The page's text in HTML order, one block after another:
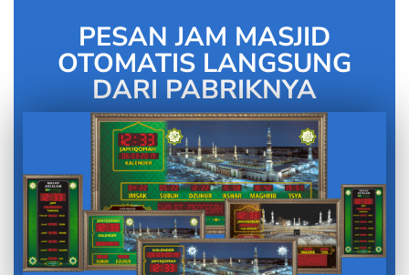
PESAN JAM MASJID
OTOMATIS LANGSUNG
DARI PABRIKNYA